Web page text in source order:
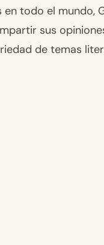
todo el mundo,
sus
de temas